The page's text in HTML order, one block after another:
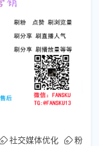
社交媒体优化
粉